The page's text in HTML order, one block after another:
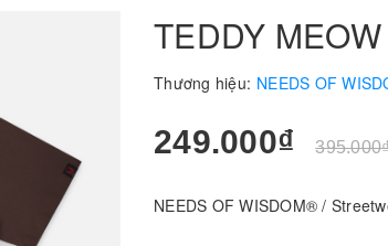
TEDDY
Thương hiệu: NEEDS OF
249.000₫
NEEDS OF WISDOM® /